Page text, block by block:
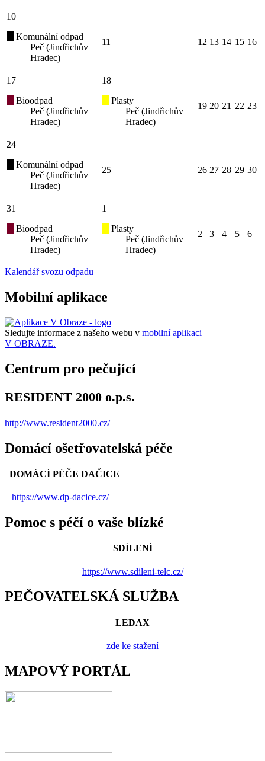
10
Komunální odpad
Peč (Jindřichův
Hradec)
11 12 13 14 15 16
17
Bioodpad
Peč (Jindřichův
Hradec)
18
Plasty
Peč (Jindřichův
Hradec)
19 20 21 22 23
24
Komunální odpad
Peč (Jindřichův
Hradec)
25 26 27 28 29 30
31
Bioodpad
Peč (Jindřichův
Hradec)
1
Plasty
Peč (Jindřichův
Hradec)
2 3 4 5 6
Kalendář svozu odpadu
Mobilní aplikace
Sledujte informace z našeho webu v mobilní aplikaci –
V OBRAZE.
Centrum pro pečující
RESIDENT 2000 o.p.s.
http://www.resident2000.cz/
Domácí ošetřovatelská péče
DOMÁCÍ PÉČE DAČICE
https://www.dp-dacice.cz/
Pomoc s péčí o vaše blízké
SDÍLENÍ
https://www.sdileni-telc.cz/
PEČOVATELSKÁ SLUŽBA
LEDAX
zde ke stažení
MAPOVÝ PORTÁL